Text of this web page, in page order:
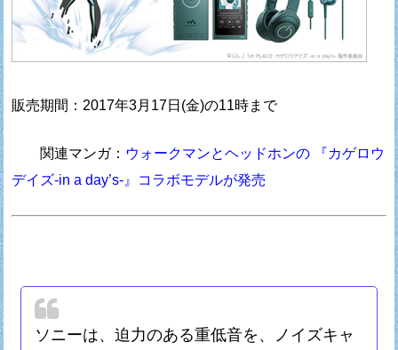
販売期間：2017年3月17日(金)の11時まで
関連マンガ： ウォークマンとヘッドホンの 『カゲロウ
デイズ-in a day’s-』コラボモデルが発売
ソニーは、迫力のある重低音を、ノイズキャ